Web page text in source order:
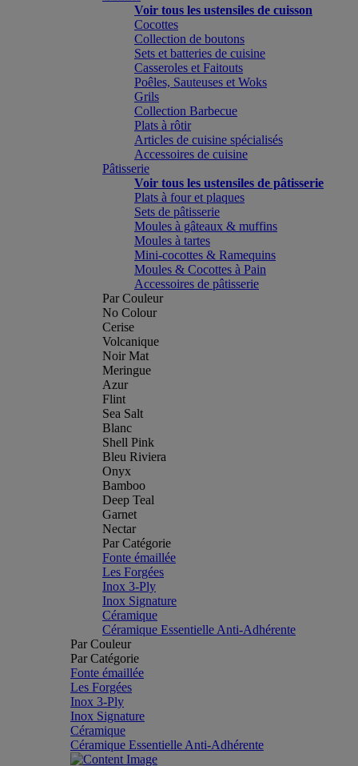
Voir tous les ustensiles de cuisson
Cocottes
Collection de boutons
Sets et batteries de cuisine
Casseroles et Faitouts
Poêles, Sauteuses et Woks
Grils
Collection Barbecue
Plats à rôtir
Articles de cuisine spécialisés
Accessoires de cuisine
Pâtisserie
Voir tous les ustensiles de pâtisserie
Plats à four et plaques
Sets de pâtisserie
Moules à gâteaux & muffins
Moules à tartes
Mini-cocottes & Ramequins
Moules & Cocottes à Pain
Accessoires de pâtisserie
Par Couleur
No Colour
Cerise
Volcanique
Noir Mat
Meringue
Azur
Flint
Sea Salt
Blanc
Shell Pink
Bleu Riviera
Onyx
Bamboo
Deep Teal
Garnet
Nectar
Par Catégorie
Fonte émaillée
Les Forgées
Inox 3-Ply
Inox Signature
Céramique
Céramique Essentielle Anti-Adhérente
Par Couleur
Par Catégorie
Fonte émaillée
Les Forgées
Inox 3-Ply
Inox Signature
Céramique
Céramique Essentielle Anti-Adhérente